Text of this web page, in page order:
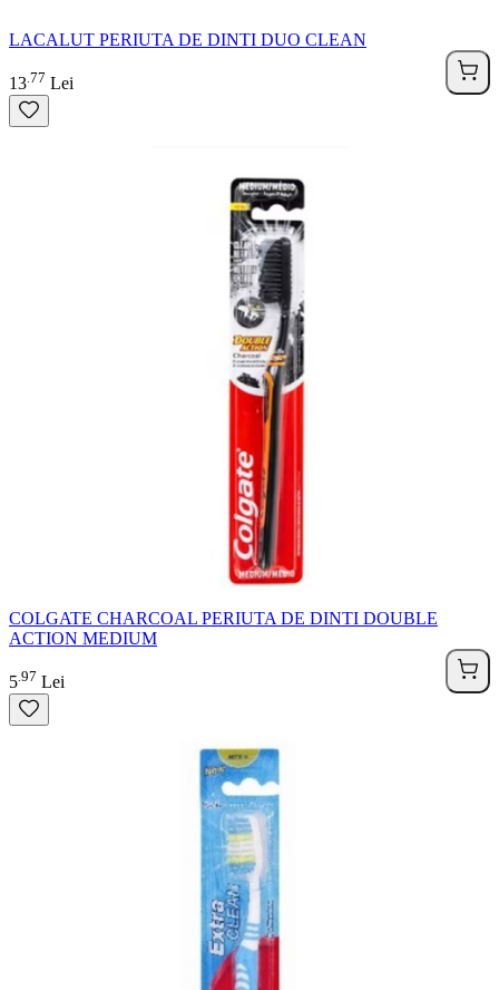
LACALUT PERIUTA DE DINTI DUO CLEAN
13 77 Lei
COLGATE CHARCOAL PERIUTA DE DINTI DOUBLE
ACTION MEDIUM
5 97 Lei